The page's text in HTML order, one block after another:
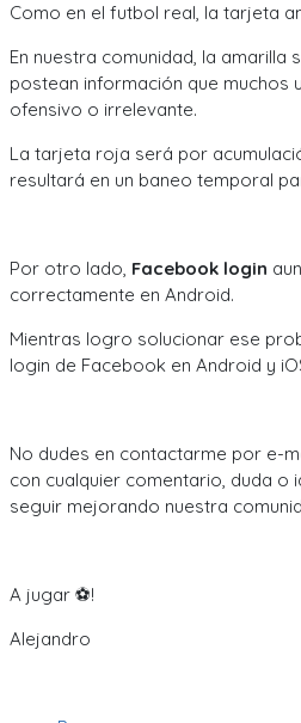
Como en el futbol real, la tarjeta
En nuestra comunidad, la amarilla
postean información que muchos
ofensivo o irrelevante.
La tarjeta roja será por
resultará en un baneo temporal
Por otro lado, Facebook login
correctamente en Android.
Mientras logro solucionar ese
login de Facebook en Android y
No dudes en contactarme por e-
con cualquier comentario, duda o
seguir mejorando nuestra
A jugar ⚽!
Alejandro